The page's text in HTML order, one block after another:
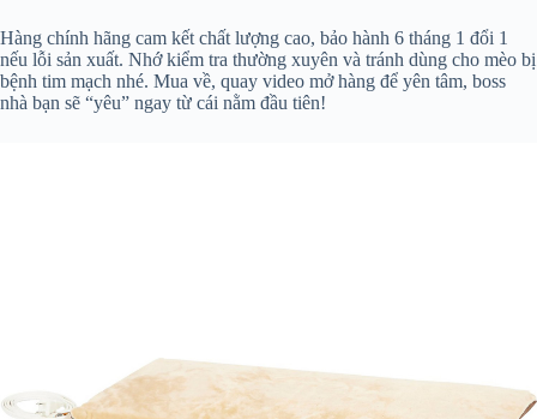
Hàng chính hãng cam kết chất lượng cao, bảo hành 6 tháng 1 đổi 1
nếu lỗi sản xuất. Nhớ kiểm tra thường xuyên và tránh dùng cho mèo bị
bệnh tim mạch nhé. Mua về, quay video mở hàng để yên tâm, boss
nhà bạn sẽ “yêu” ngay từ cái nằm đầu tiên!